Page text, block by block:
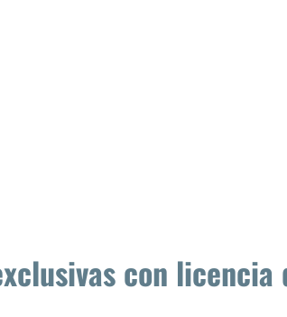
con